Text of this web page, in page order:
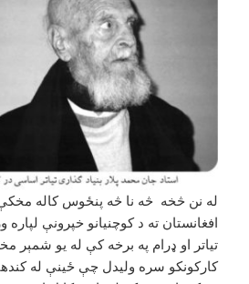
له نن څخه څه نا څه پنځوس کاله
افغانستان ته د کوچنیانو خپرونې لپاره
تیاتر او ډرام په برخه کې له یو شمېر
کارکونکو سره ولیدل چې ځینې له